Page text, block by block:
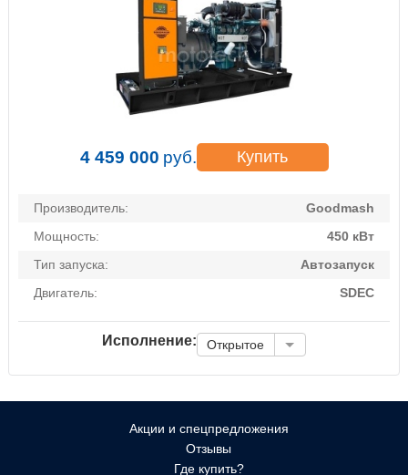
4 459 000 руб. Купить
Производитель:
Goodmash
Мощность:
450 кВт
Тип запуска:
Автозапуск
Двигатель:
SDEC
Исполнение: Открытое
Акции и спецпредложения
Отзывы
Где купить?